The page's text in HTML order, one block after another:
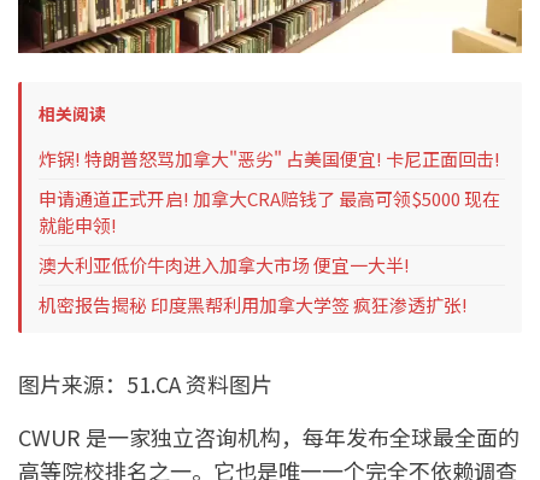
相关阅读
炸锅! 特朗普怒骂加拿大"恶劣" 占美国便宜! 卡尼正面回击!
申请通道正式开启! 加拿大CRA赔钱了 最高可领$5000 现在
就能申领!
澳大利亚低价牛肉进入加拿大市场 便宜一大半!
机密报告揭秘 印度黑帮利用加拿大学签 疯狂渗透扩张!
图片来源：51.CA 资料图片
CWUR 是一家独立咨询机构，每年发布全球最全面的
高等院校排名之一。它也是唯一一个完全不依赖调查